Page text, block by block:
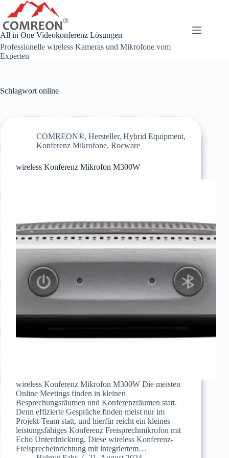
Inhalt
springen
All in One Videokonferenz Lösungen
Professionelle wireless Kameras und Mikrofone vom
Experten
Schlagwort online
COMREON®, Hersteller, Hybrid Equipment,
Konferenz Mikrofone, Rocware
wireless Konferenz Mikrofon M300W
wireless Konferenz Mikrofon M300W Die meisten
Online Meetings finden in kleinen
Besprechungsräumen und Konferenzräumen statt.
Denn effizierte Gespräche finden meist nur im
Projekt-Team statt, und hierfür reicht ein kleines
leistungsfähiges Konferenz Freisprechmikrofon mit
Echo Unterdrückung. Diese wireless Konferenz-
Freisprecheinrichtung mit integriertem…